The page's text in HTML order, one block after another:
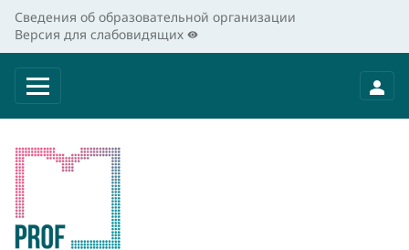
Сведения об образовательной организации
Версия для слабовидящих